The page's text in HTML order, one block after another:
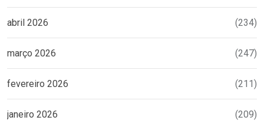
abril 2026 (234)
março 2026 (247)
fevereiro 2026 (211)
janeiro 2026 (209)